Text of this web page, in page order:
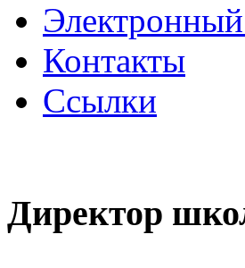
Контакты
Ссылки
Директор